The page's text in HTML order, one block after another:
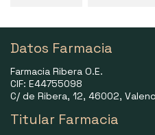
Datos Farmacia
Farmacia Ribera O.E.
CIF: E44755098
C/ de Ribera, 12, 46002,
Titular Farmacia